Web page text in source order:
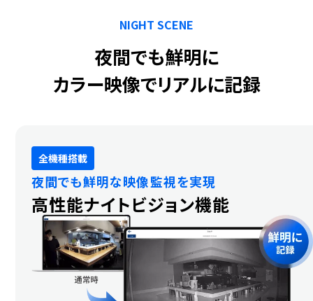
夜間でも鮮明に
カラー映像でリアルに記録
NIGHT SCENE
全機種搭載
夜間でも鮮明な映像監視を実現
高性能ナイトビジョン機能